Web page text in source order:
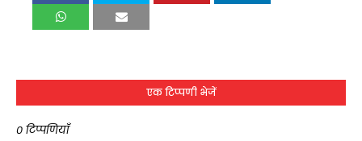
एक टिप्पणी भेजें
0 टिप्पणियाँ